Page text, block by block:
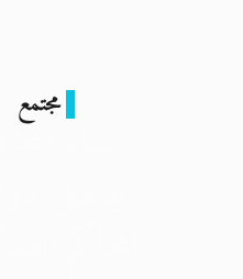
مجتمع
البناء المخالف